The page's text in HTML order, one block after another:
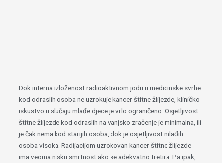
Dok interna izloženost radioaktivnom jodu u medicinske svrhe
kod odraslih osoba ne uzrokuje kancer štitne žlijezde, kliničko
iskustvo u slučaju mlađe djece je vrlo ograničeno. Osjetljivost
štitne žlijezde kod odraslih na vanjsko zračenje je minimalna, ili
je čak nema kod starijih osoba, dok je osjetljivost mlađih
osoba visoka. Radijacijom uzrokovan kancer štitne žlijezde
ima veoma nisku smrtnost ako se adekvatno tretira. Pa ipak,